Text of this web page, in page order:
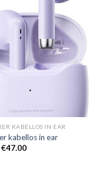
KABELLOS IN EAR
kabellos in ear
€47.00